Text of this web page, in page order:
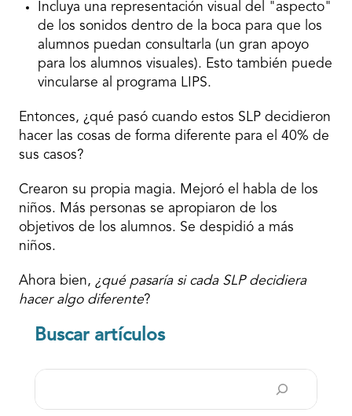
Incluya una representación visual del "aspecto"
de los sonidos dentro de la boca para que los
alumnos puedan consultarla (un gran apoyo
para los alumnos visuales). Esto también puede
vincularse al programa LIPS.
Entonces, ¿qué pasó cuando estos SLP decidieron
hacer las cosas de forma diferente para el 40% de
sus casos?
Crearon su propia magia. Mejoró el habla de los
niños. Más personas se apropiaron de los
objetivos de los alumnos. Se despidió a más
niños.
Ahora bien, ¿qué pasaría si cada SLP decidiera
hacer algo diferente?
Buscar artículos
Buscar